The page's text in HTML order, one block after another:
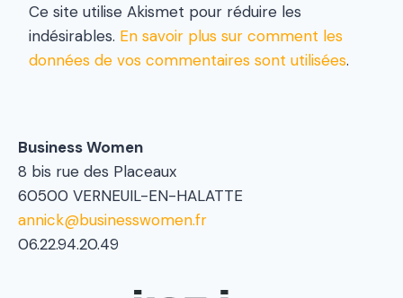
Ce site utilise Akismet pour réduire les
indésirables. En savoir plus sur comment les
données de vos commentaires sont utilisées.
Business Women
8 bis rue des Placeaux
60500 VERNEUIL-EN-HALATTE
annick@businesswomen.fr
06.22.94.20.49